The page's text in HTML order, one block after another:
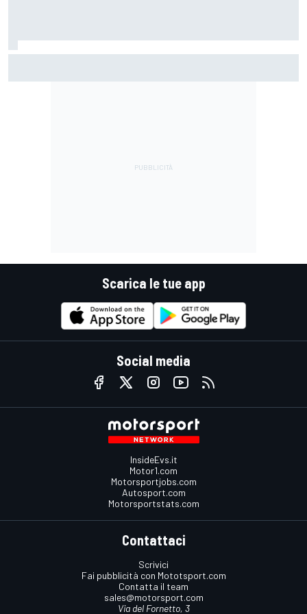
Scarica le tue app
Social media
InsideEvs.it
Motor1.com
Motorsportjobs.com
Autosport.com
Motorsportstats.com
Contattaci
Scrivici
Fai pubblicità con Mototsport.com
Contatta il team
sales@motorsport.com
Via del Fornetto, 3